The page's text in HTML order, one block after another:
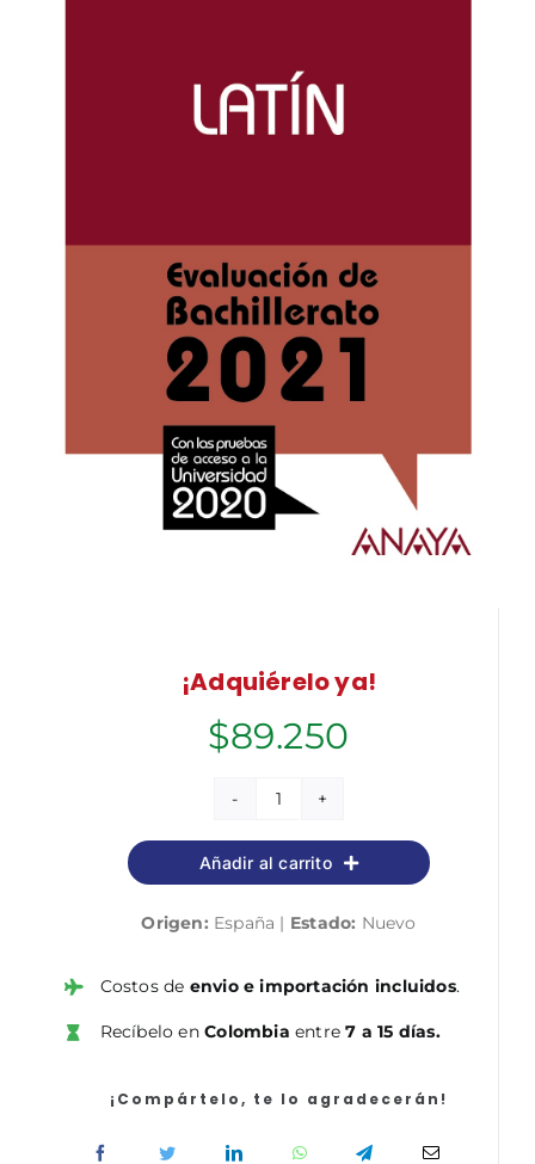
¡Adquiérelo ya!
$89.250
Latín.
cantidad
Añadir al carrito
Origen: España | Estado: Nuevo
Costos de envio e importación incluidos.
Recíbelo enColombia entre7 a 15 días.
¡Compártelo, te lo agradecerán!